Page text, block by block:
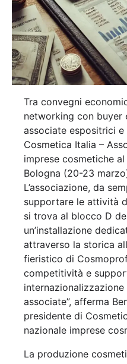
Tra convegni
networking con buyer
associate espositrici
Cosmetica Italia –
imprese cosmetiche
Bologna (20-23
L’associazione, da
supportare le attività
si trova al blocco D
un’installazione
attraverso la storica
fieristico di
competitività e
associate”, afferma
presidente di
nazionale imprese
La produzione